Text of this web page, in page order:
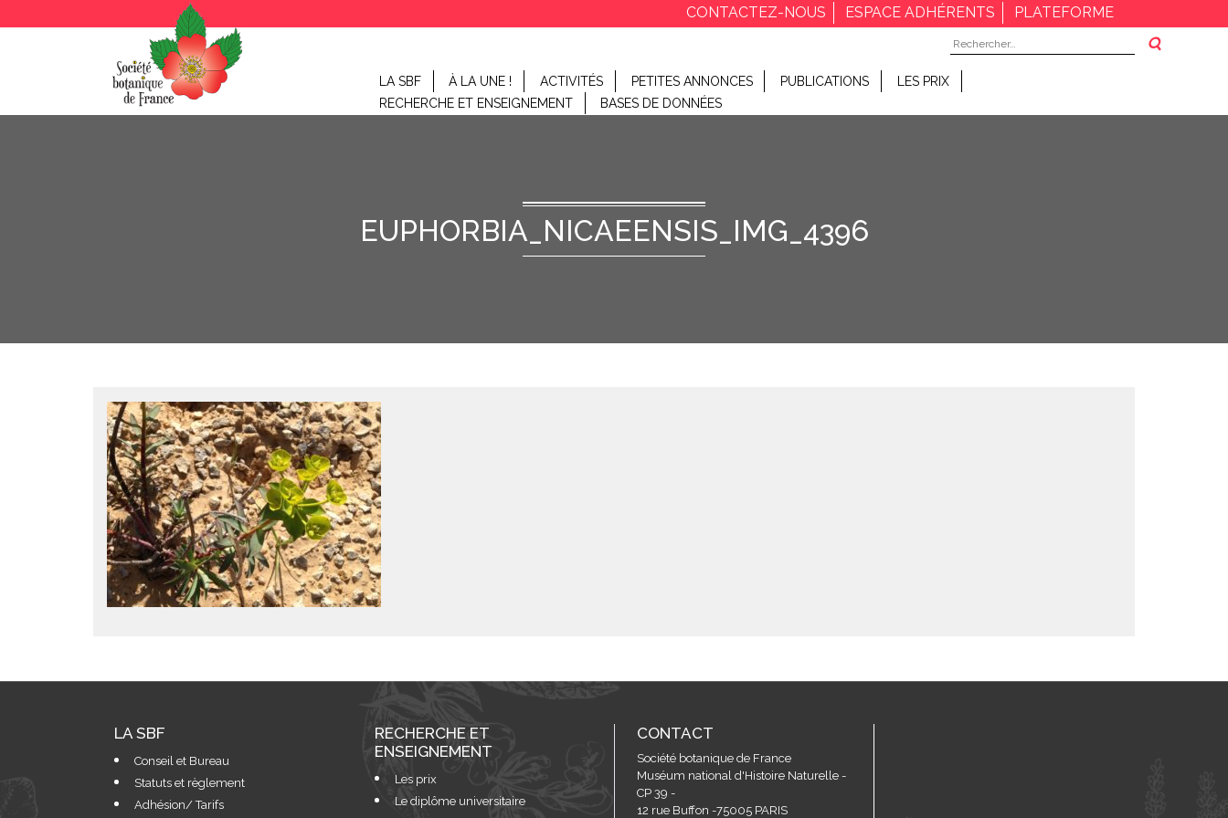
CONTACTEZ-NOUS ESPACE ADHÉRENTS
PLATEFORME
Rechercher :
LA SBF À LA UNE ! ACTIVITÉS PETITES ANNONCES PUBLICATIONS
LES PRIX
RECHERCHE ET ENSEIGNEMENT
BASES DE DONNÉES
EUPHORBIA_NICAEENSIS_IMG_4396
LA SBF
Conseil et Bureau
Statuts et règlement
Adhésion/ Tarifs
RECHERCHE ET
ENSEIGNEMENT
Les prix
Le diplôme universitaire
CONTACT
Société botanique de France
Muséum national d'Histoire Naturelle -
CP 39 -
12 rue Buffon -75005 PARIS